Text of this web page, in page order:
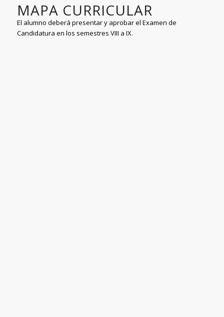
MAPA CURRICULAR
El alumno deberá presentar y aprobar el Examen de
Candidatura en los semestres VIII a IX.